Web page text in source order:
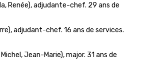
Renée), adjudante-chef. 29 ans de
adjudant-chef. 16 ans de services.
Jean-Marie), major. 31 ans de